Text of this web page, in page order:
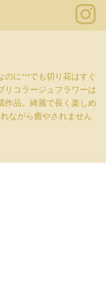
に···でも切り花はすぐ
リコラージュフラワーは
作品。綺麗で長く楽しめ
ながら癒やされません